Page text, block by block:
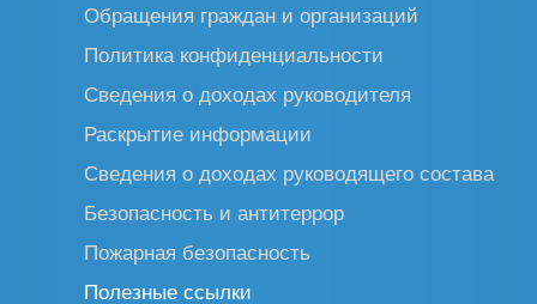
Обращения граждан и организаций
Политика конфиденциальности
Сведения о доходах руководителя
Раскрытие информации
Сведения о доходах руководящего состава
Безопасность и антитеррор
Пожарная безопасность
Полезные ссылки